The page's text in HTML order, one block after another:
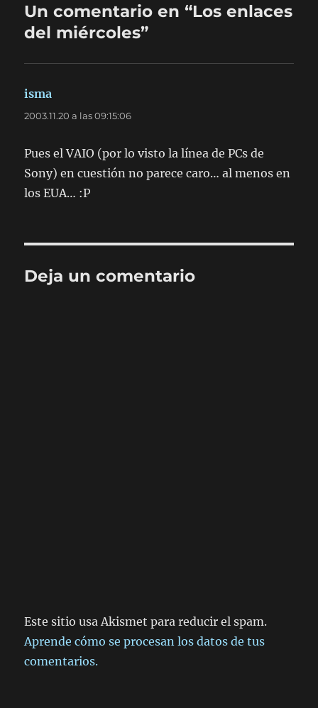
Un comentario en “Los enlaces
del miércoles”
isma
2003.11.20 a las 09:15:06
Pues el VAIO (por lo visto la línea de PCs de
Sony) en cuestión no parece caro… al menos en
los EUA… :P
Deja un comentario
Este sitio usa Akismet para reducir el spam.
Aprende cómo se procesan los datos de tus
comentarios.